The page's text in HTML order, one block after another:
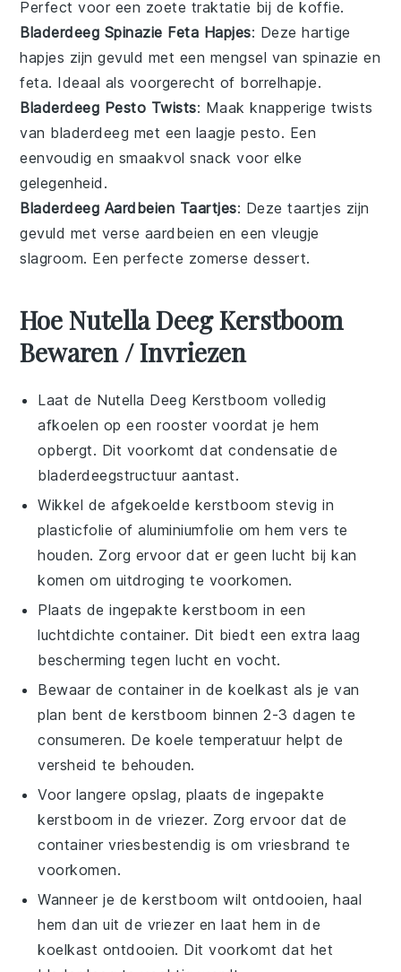
Perfect voor een zoete traktatie bij de koffie.
Bladerdeeg Spinazie Feta Hapjes: Deze hartige
hapjes zijn gevuld met een mengsel van spinazie en
feta. Ideaal als voorgerecht of borrelhapje.
Bladerdeeg Pesto Twists: Maak knapperige twists
van bladerdeeg met een laagjepesto. Een
eenvoudig en smaakvolsnack voor elke
gelegenheid.
Bladerdeeg Aardbeien Taartjes: Dezetaartjes zijn
gevuld met verse aardbeien en een vleugje
slagroom. Een perfecte zomerse dessert.
Hoe Nutella Deeg Kerstboom
Bewaren / Invriezen
Laat de Nutella Deeg Kerstboom volledig
afkoelen op een rooster voordat je hem
opbergt. Dit voorkomt dat condensatie de
bladerdeegstructuur aantast.
Wikkel de afgekoelde kerstboom stevig in
plasticfolie of aluminiumfolie om hem vers te
houden. Zorg ervoor dat er geen lucht bij kan
komen om uitdroging te voorkomen.
Plaats de ingepaktekerstboom in een
luchtdichte container. Dit biedt een extra laag
bescherming tegen lucht en vocht.
Bewaar de container in de koelkast als je van
plan bent de kerstboom binnen 2-3 dagen te
consumeren. De koele temperatuur helpt de
versheid te behouden.
Voor langere opslag, plaats de ingepakte
kerstboom in de vriezer. Zorg ervoor dat de
container vriesbestendig is om vriesbrand te
voorkomen.
Wanneer je dekerstboom wilt ontdooien, haal
hem dan uit de vriezer en laat hem in de
koelkast ontdooien. Dit voorkomt dat het